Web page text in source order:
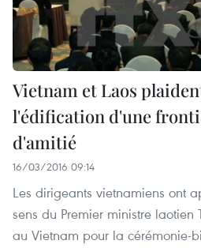
Vietnam et Laos
l'édification d'une
d'amitié
16/03/2016 09:14
Les dirigeants vietnamiens ont
sens du Premier ministre
au Vietnam pour la cérémonie-